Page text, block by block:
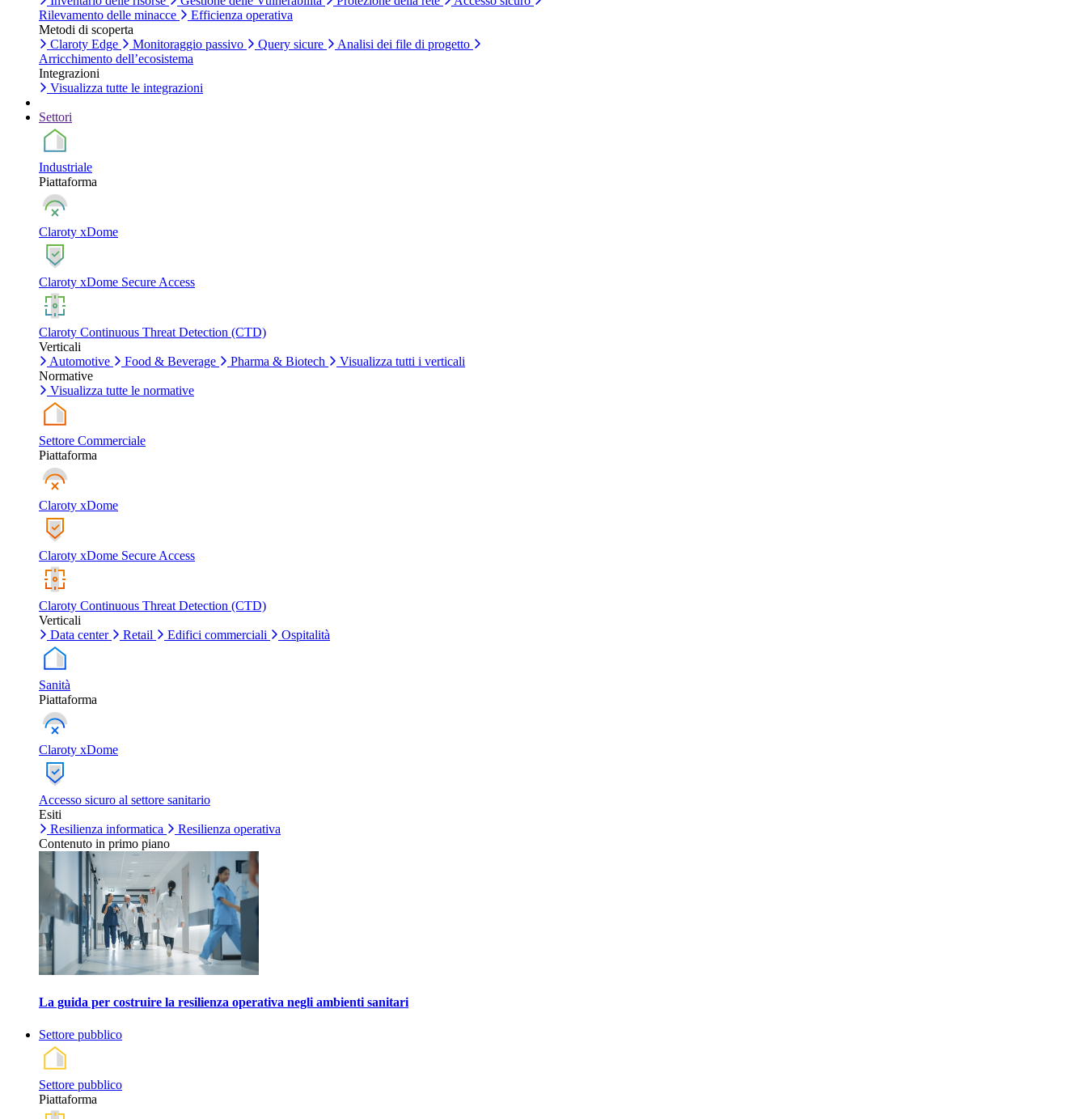
Rilevamento delle minacce
Efficienza operativa
Metodi di scoperta
Claroty Edge
Monitoraggio passivo Query sicure
Analisi dei file di progetto
Arricchimento dell’ecosistema
Integrazioni
Visualizza tutte le integrazioni
Settori
Industriale
Piattaforma
Claroty xDome
Claroty xDome Secure Access
Claroty Continuous Threat Detection (CTD)
Verticali
Automotive
Food & Beverage Pharma & Biotech
Visualizza tutti i verticali
Normative
Visualizza tutte le normative
Settore Commerciale
Piattaforma
Claroty xDome
Claroty xDome Secure Access
Claroty Continuous Threat Detection (CTD)
Verticali
Data center
Retail Edifici commerciali Ospitalità
Sanità
Piattaforma
Claroty xDome
Accesso sicuro al settore sanitario
Esiti
Resilienza informatica
Resilienza operativa
Contenuto in primo piano
La guida per costruire la resilienza operativa negli ambienti sanitari
Settore pubblico
Settore pubblico
Piattaforma